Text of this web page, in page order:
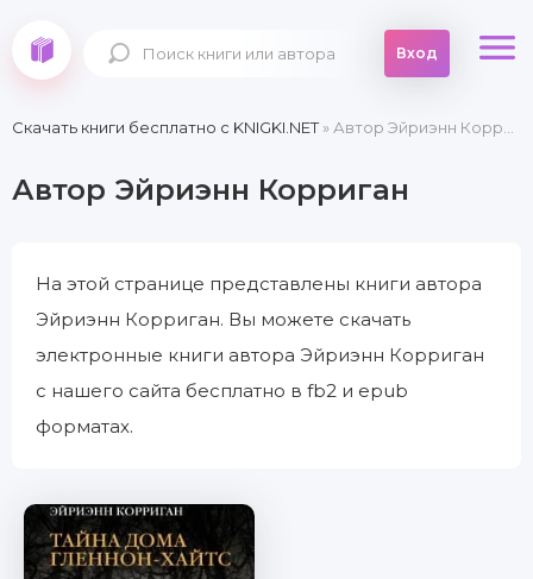
Вход
Скачать книги бесплатно c KNIGKI.NET» Автор Эйриэнн Корриган
Автор Эйриэнн Корриган
На этой странице представлены книги автора
Эйриэнн Корриган. Вы можете скачать
электронные книги автора Эйриэнн Корриган
с нашего сайта бесплатно в fb2 и epub
форматах.